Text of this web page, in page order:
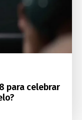
para celebrar